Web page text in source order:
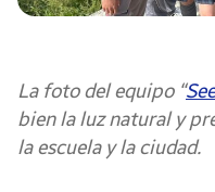
La foto del equipo “
bien la luz natural y
la escuela y la ciudad.